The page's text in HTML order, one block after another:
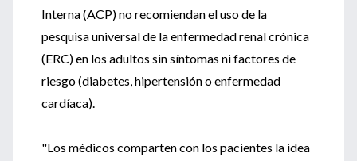
Interna (ACP) no recomiendan el uso de la
pesquisa universal de la enfermedad renal crónica
(ERC) en los adultos sin síntomas ni factores de
riesgo (diabetes, hipertensión o enfermedad
cardíaca).
"Los médicos comparten con los pacientes la idea